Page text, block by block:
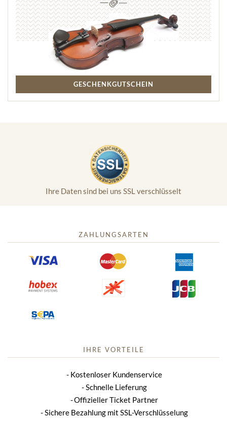
GESCHENKGUTSCHEIN
Ihre Daten sind bei uns SSL verschlüsselt
ZAHLUNGSARTEN
IHRE VORTEILE
Kostenloser Kundenservice
Schnelle Lieferung
Offizieller Ticket Partner
Sichere Bezahlung mit SSL-Verschlüsselung